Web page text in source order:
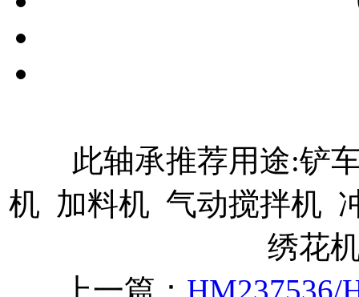
此轴承推荐用途:铲
机 加料机 气动搅拌机
绣花
上一篇： HM237536/